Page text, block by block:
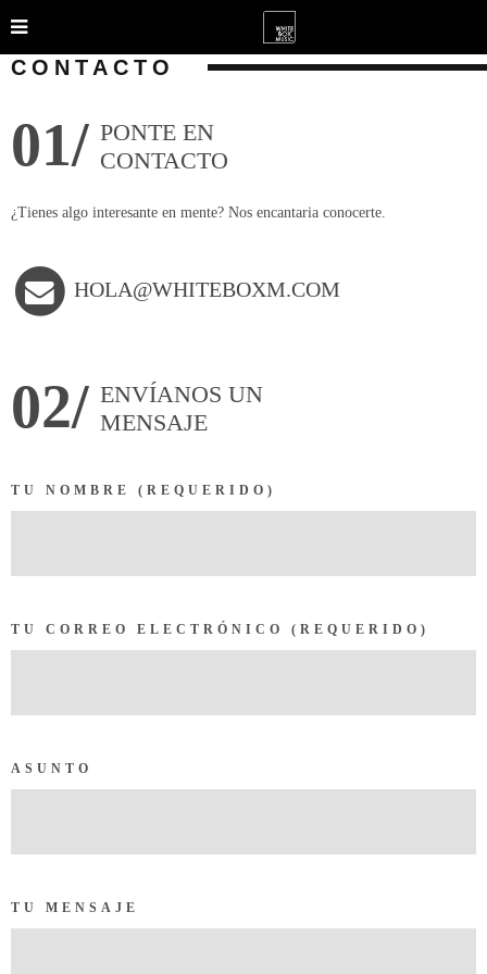
CONTACTO
01/ PONTE EN
CONTACTO
¿Tienes algo interesante en mente? Nos encantaria conocerte.
HOLA@WHITEBOXM.COM
02/ ENVÍANOS UN
MENSAJE
TU NOMBRE (REQUERIDO)
TU CORREO ELECTRÓNICO (REQUERIDO)
ASUNTO
TU MENSAJE